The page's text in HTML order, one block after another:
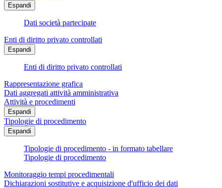
Espandi
Dati società partecipate
Enti di diritto privato controllati
Espandi
Enti di diritto privato controllati
Rappresentazione grafica
Dati aggregati attività amministrativa
Attività e procedimenti
Espandi
Tipologie di procedimento
Espandi
Tipologie di procedimento - in formato tabellare
Tipologie di procedimento
Monitoraggio tempi procedimentali
Dichiarazioni sostitutive e acquisizione d'ufficio dei dati